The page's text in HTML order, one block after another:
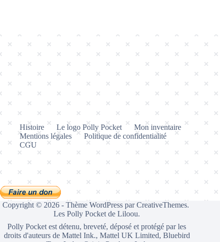
Histoire Le logo Polly Pocket
Mon inventaire
Mentions légales
Politique de confidentialité
CGU
Copyright © 2026 - Thème WordPress parCreativeThemes.
Les Polly Pocket de Liloou.
Polly Pocket est détenu, breveté, déposé et protégé par les
droits d'auteurs de Mattel Ink., Mattel UK Limited, Bluebird